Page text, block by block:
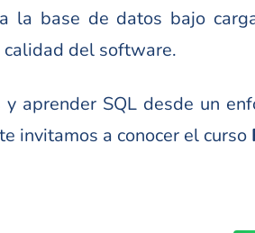
la base de datos bajo
del software.
aprender SQL desde un
invitamos a conocer el curso